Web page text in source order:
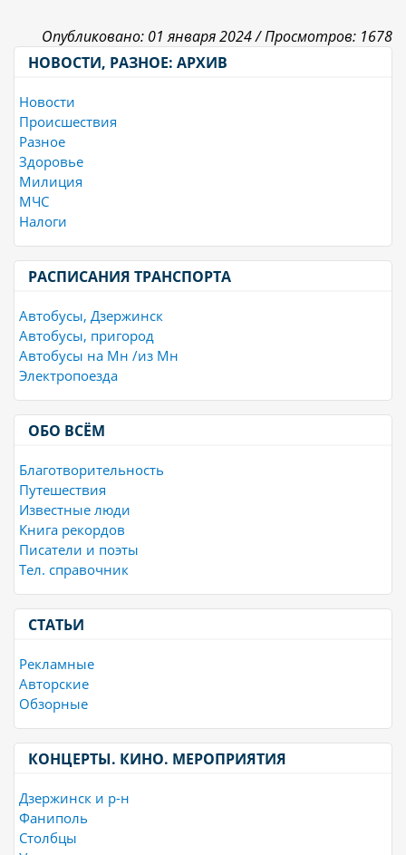
Опубликовано: 01 января 2024 /Просмотров: 1678
НОВОСТИ, РАЗНОЕ: АРХИВ
Новости
Происшествия
Разное
Здоровье
Милиция
МЧС
Налоги
РАСПИСАНИЯ ТРАНСПОРТА
Автобусы, Дзержинск
Автобусы, пригород
Автобусы на Мн /из Мн
Электропоезда
ОБО ВСЁМ
Благотворительность
Путешествия
Известные люди
Книга рекордов
Писатели и поэты
Тел. справочник
СТАТЬИ
Рекламные
Авторские
Обзорные
КОНЦЕРТЫ. КИНО. МЕРОПРИЯТИЯ
Дзержинск и р-н
Фаниполь
Столбцы